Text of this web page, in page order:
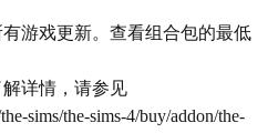
有游戏更新。查看组合包的最低
详情，请参见
sims/the-sims-4/buy/addon/the-